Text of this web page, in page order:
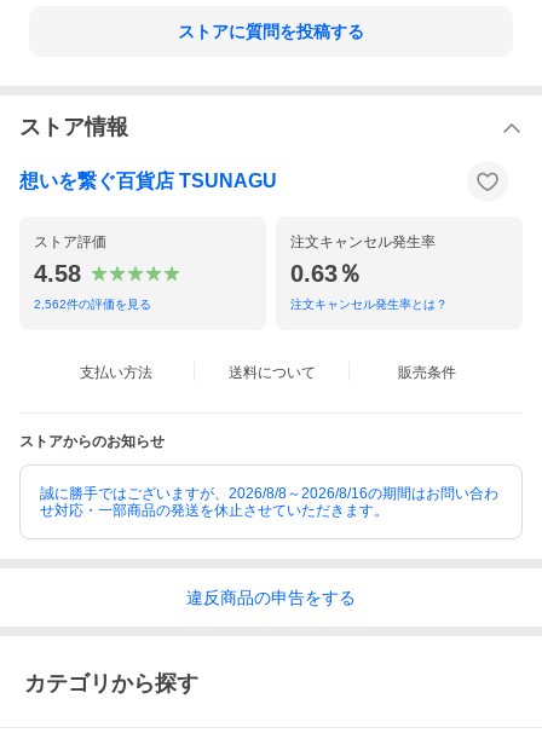
ストアに質問を投稿する
ストア情報
想いを繋ぐ百貨店 TSUNAGU
ストア評価
4.58
2,562件の評価を見る
注文キャンセル発生率
0.63％
注文キャンセル発生率とは？
支払い方法 送料について 販売条件
ストアからのお知らせ
誠に勝手ではございますが、2026/8/8～2026/8/16の期間はお問い合わ
せ対応・一部商品の発送を休止させていただきます。
違反商品の申告をする
カテゴリから探す